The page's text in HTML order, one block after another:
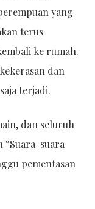
yang
terus
ke rumah.
dan
terjadi.
dan seluruh
“Suara-suara
pementasan